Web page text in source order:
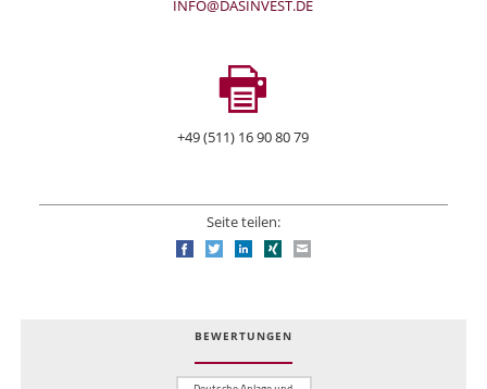
INFO@DASINVEST.DE
+49 (511) 16 90 80 79
Seite teilen:
FacebookTwitterLinkedIn
Xing
BEWERTUNGEN